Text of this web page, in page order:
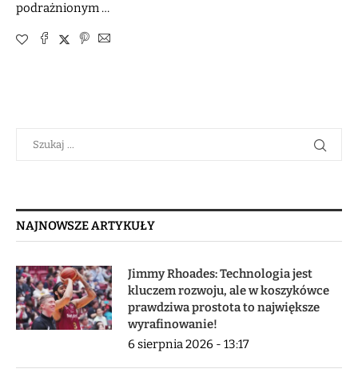
podrażnionym …
NAJNOWSZE ARTYKUŁY
Jimmy Rhoades: Technologia jest
kluczem rozwoju, ale w koszykówce
prawdziwa prostota to największe
wyrafinowanie!
6 sierpnia 2026 - 13:17